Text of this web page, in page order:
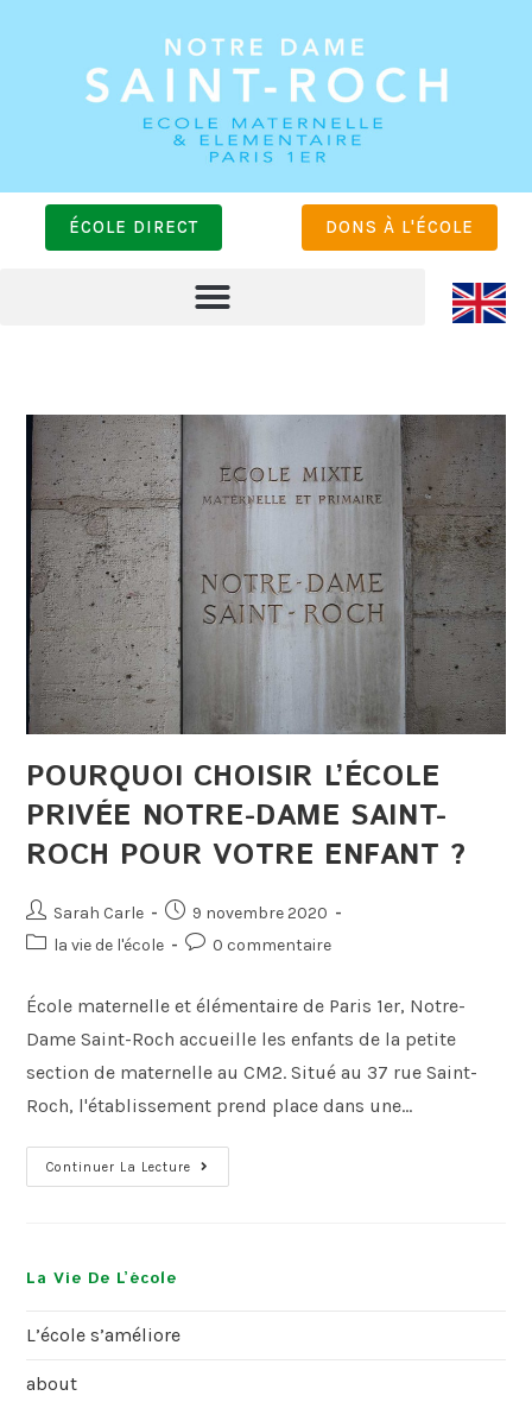
ÉCOLE DIRECT DONS À L'ÉCOLE
POURQUOI CHOISIR L’ÉCOLE
PRIVÉE NOTRE-DAME SAINT-
ROCH POUR VOTRE ENFANT ?
Sarah Carle
9 novembre 2020
la vie de l'école
0 commentaire
École maternelle et élémentaire de Paris 1er, Notre-
Dame Saint-Roch accueille les enfants de la petite
section de maternelle au CM2. Situé au 37 rue Saint-
Roch, l'établissement prend place dans une…
Continuer La Lecture
La Vie De L’école
L’école s’améliore
about